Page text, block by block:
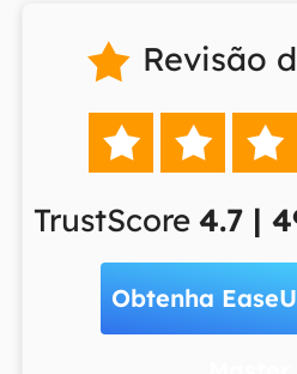
 Revisão
  
TrustScore 4.7 |
Obtenha